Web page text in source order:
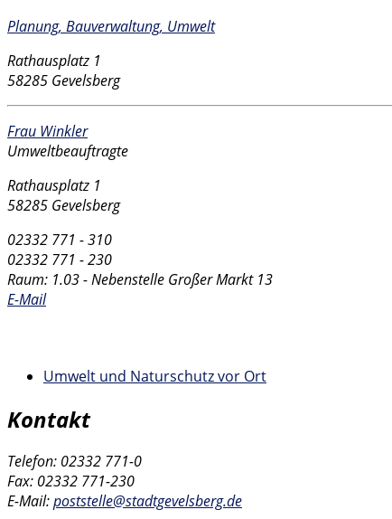
Planung, Bauverwaltung, Umwelt
Rathausplatz 1
58285 Gevelsberg
Frau Winkler
Umweltbeauftragte
Rathausplatz 1
58285 Gevelsberg
02332 771 - 310
02332 771 - 230
Raum: 1.03 - Nebenstelle Großer Markt 13
E-Mail
Umwelt und Naturschutz vor Ort
Kontakt
Telefon: 02332 771-0
Fax: 02332 771-230
E-Mail:poststelle@stadtgevelsberg.de